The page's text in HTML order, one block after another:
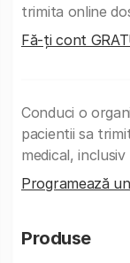
trimita online
Fă-ți cont
Conduci o
pacientii sa
medical, inclusiv
Programează
Produse